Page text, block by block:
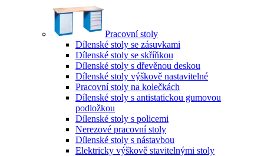
Pracovní stoly
Dílenské stoly se zásuvkami
Dílenské stoly se skříňkou
Dílenské stoly s dřevěnou deskou
Dílenské stoly výškově nastavitelné
Pracovní stoly na kolečkách
Dílenské stoly s antistatickou gumovou
podložkou
Dílenské stoly s policemi
Nerezové pracovní stoly
Dílenské stoly s nástavbou
Elektricky výškově stavitelnými stoly